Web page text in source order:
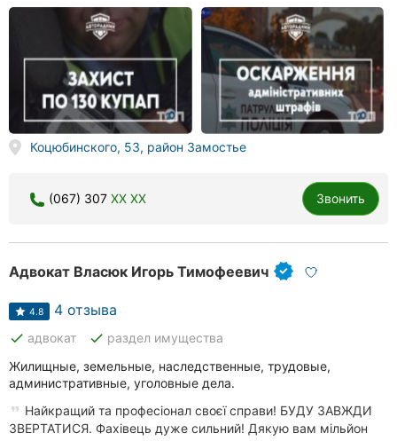
Коцюбинского, 53, район Замостье
(067) 307 XX XX Звонить
Адвокат Власюк Игорь Тимофеевич
4.8 4 отзыва
done адвокат done раздел имущества
Жилищные, земельные, наследственные, трудовые,
административные, уголовные дела.
Найкращий та професіонал своєї справи! БУДУ ЗАВЖДИ
ЗВЕРТАТИСЯ. Фахівець дуже сильний! Дякую вам мільйон